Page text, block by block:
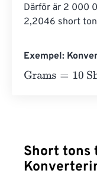
Därför är 2 000
2,2046 short
Exempel:
Grams= 10 Short
Short tons